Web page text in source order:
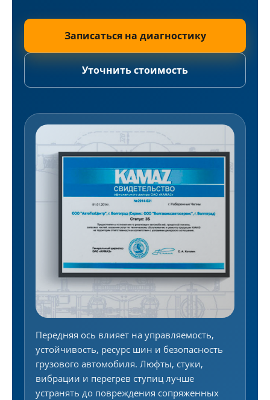
Записаться на диагностику
Уточнить стоимость
Передняя ось влияет на управляемость,
устойчивость, ресурс шин и безопасность
грузового автомобиля. Люфты, стуки,
вибрации и перегрев ступиц лучше
устранять до повреждения сопряженных